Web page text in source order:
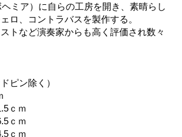
ミア）に自らの工房を開き、素晴らし
ロ、コントラバスを製作する。
トなど演奏家からも高く評価され数々
ピン除く）
ｃｍ
ｃｍ
ｃｍ